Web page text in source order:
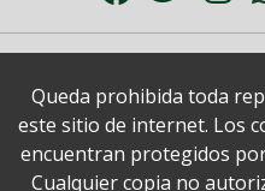
Queda prohibida toda
este sitio de internet. Los
encuentran protegidos
Cualquier copia no